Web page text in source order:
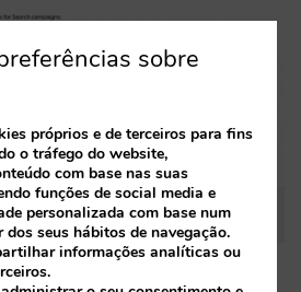
sobre
próprios e de terceiros para fins
o tráfego do website,
com base nas suas
funções de social media e
personalizada com base num
seus hábitos de navegação.
informações analíticas ou